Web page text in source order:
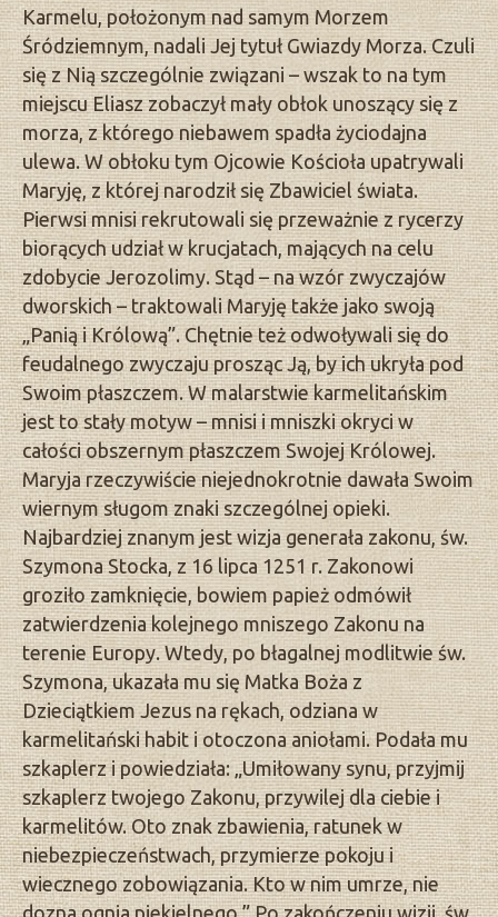
Karmelu, położonym nad samym Morzem
Śródziemnym, nadali Jej tytuł Gwiazdy Morza. Czuli
się z Nią szczególnie związani – wszak to na tym
miejscu Eliasz zobaczył mały obłok unoszący się z
morza, z którego niebawem spadła życiodajna
ulewa. W obłoku tym Ojcowie Kościoła upatrywali
Maryję, z której narodził się Zbawiciel świata.
Pierwsi mnisi rekrutowali się przeważnie z rycerzy
biorących udział w krucjatach, mających na celu
zdobycie Jerozolimy. Stąd – na wzór zwyczajów
dworskich – traktowali Maryję także jako swoją
„Panią i Królową”. Chętnie też odwoływali się do
feudalnego zwyczaju prosząc Ją, by ich ukryła pod
Swoim płaszczem. W malarstwie karmelitańskim
jest to stały motyw – mnisi i mniszki okryci w
całości obszernym płaszczem Swojej Królowej.
Maryja rzeczywiście niejednokrotnie dawała Swoim
wiernym sługom znaki szczególnej opieki.
Najbardziej znanym jest wizja generała zakonu, św.
Szymona Stocka, z 16 lipca 1251 r. Zakonowi
groziło zamknięcie, bowiem papież odmówił
zatwierdzenia kolejnego mniszego Zakonu na
terenie Europy. Wtedy, po błagalnej modlitwie św.
Szymona, ukazała mu się Matka Boża z
Dzieciątkiem Jezus na rękach, odziana w
karmelitański habit i otoczona aniołami. Podała mu
szkaplerz i powiedziała: „Umiłowany synu, przyjmij
szkaplerz twojego Zakonu, przywilej dla ciebie i
karmelitów. Oto znak zbawienia, ratunek w
niebezpieczeństwach, przymierze pokoju i
wiecznego zobowiązania. Kto w nim umrze, nie
dozna ognia piekielnego.” Po zakończeniu wizji, św.